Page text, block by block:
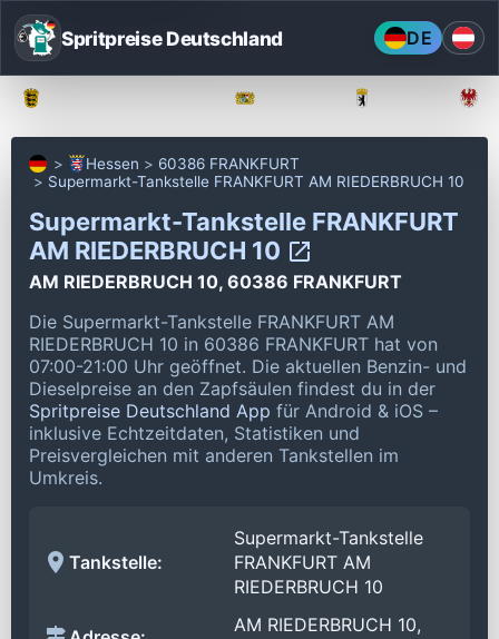
Spritpreise Deutschland DE
Hessen
60386 FRANKFURT
Supermarkt-Tankstelle FRANKFURT AM RIEDERBRUCH 10
Supermarkt-Tankstelle FRANKFURT
AM RIEDERBRUCH 10
AM RIEDERBRUCH 10, 60386 FRANKFURT
Die Supermarkt-Tankstelle FRANKFURT AM
RIEDERBRUCH 10 in 60386 FRANKFURT hat von
07:00-21:00 Uhr geöffnet. Die aktuellen Benzin- und
Dieselpreise an den Zapfsäulen findest du in der
Spritpreise Deutschland App für Android & iOS –
inklusive Echtzeitdaten, Statistiken und
Preisvergleichen mit anderen Tankstellen im
Umkreis.
Tankstelle:
Supermarkt-Tankstelle
FRANKFURT AM
RIEDERBRUCH 10
AM RIEDERBRUCH 10,